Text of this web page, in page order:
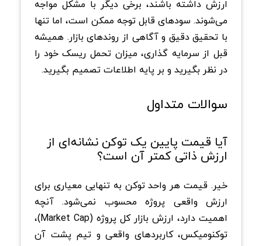
ارزش داشته باشند، برخی دیگر با مشکل مواجه
می‌شوند. سودهای قابل توجه ممکن است، اما تنها
با تحقیق دقیق و آگاهی از روندهای بازار. همیشه
قبل از سرمایه گذاری، میزان تحمل ریسک خود را
در نظر بگیرید و بر پایه اطلاعات تصمیم بگیرید.
سوالات متداول
آیا قیمت پایین یک توکن نشانه‌ای از
ارزش ذاتی کمتر آن است؟
خیر. قیمت هر واحد توکن به تنهایی معیاری برای
ارزش واقعی پروژه محسوب نمی‌شود. آنچه
اهمیت دارد، ارزش بازار کل پروژه (Market Cap)،
توکنومیکس، کاربردهای واقعی و تیم پشت آن